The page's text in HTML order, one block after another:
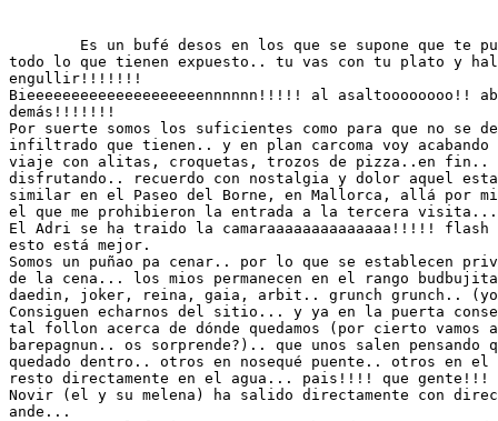
todo lo que tienen expuesto.. tu vas con tu plato y
engullir!!!!!!!
Bieeeeeeeeeeeeeeeeeeeennnnnn!!!!! al asaltoooooooo!!
demás!!!!!!!
Por suerte somos los suficientes como para que no se
infiltrado que tienen.. y en plan carcoma voy
viaje con alitas, croquetas, trozos de pizza..en
disfrutando.. recuerdo con nostalgia y dolor aquel
similar en el Paseo del Borne, en Mallorca, allá por
el que me prohibieron la entrada a la tercera
El Adri se ha traido la camaraaaaaaaaaaaaaa!!!!!
esto está mejor.
Somos un puñao pa cenar.. por lo que se establecen
de la cena... los mios permanecen en el rango
daedin, joker, reina, gaia, arbit.. grunch grunch.. (yo
Consiguen echarnos del sitio... y ya en la puerta
tal follon acerca de dónde quedamos (por cierto
barepagnun.. os sorprende?).. que unos salen pensando
quedado dentro.. otros en nosequé puente.. otros en
resto directamente en el agua... pais!!!! que gente!!!
Novir (el y su melena) ha salido directamente con
ande...